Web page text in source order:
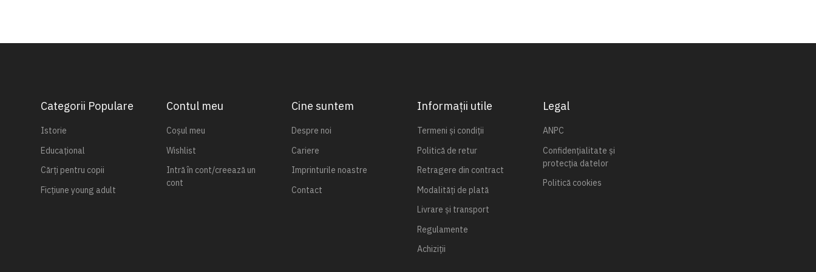
Categorii Populare
Istorie
Educațional
Cărți pentru copii
Ficțiune young adult
Contul meu
Coșul meu
Wishlist
Intră în cont/creează un
cont
Cine suntem
Despre noi
Cariere
Imprinturile noastre
Contact
Informații utile
Termeni și condiții
Politică de retur
Retragere din contract
Modalități de plată
Livrare și transport
Regulamente
Achiziții
Legal
ANPC
Confidențialitate și
protecția datelor
Politică cookies